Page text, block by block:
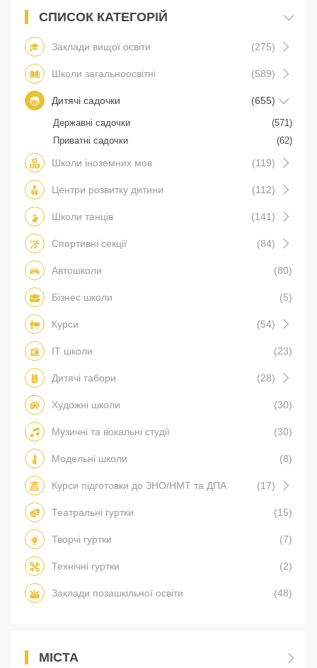
СПИСОК КАТЕГОРІЙ
Заклади вищої освіти (275)
Школи загальноосвітні (589)
Дитячі садочки (655)
Державні садочки
(571)
Приватні садочки
(62)
Школи іноземних мов (119)
Центри розвитку дитини (112)
Школи танців (141)
Спортивні секції (84)
Автошколи (80)
Бізнес школи (5)
Курси (54)
IT школи (23)
Дитячі табори (28)
Художні школи (30)
Музичні та вокальні студії (30)
Модельні школи (8)
Курси підготовки до ЗНО/НМТ та ДПА (17)
Театральні гуртки (15)
Творчі гуртки (7)
Технічні гуртки (2)
Заклади позашкільної освіти (48)
МІСТА